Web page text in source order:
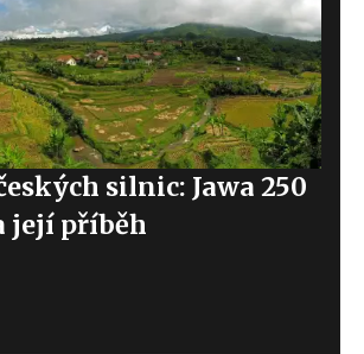
silnic: Jawa 250
její příběh